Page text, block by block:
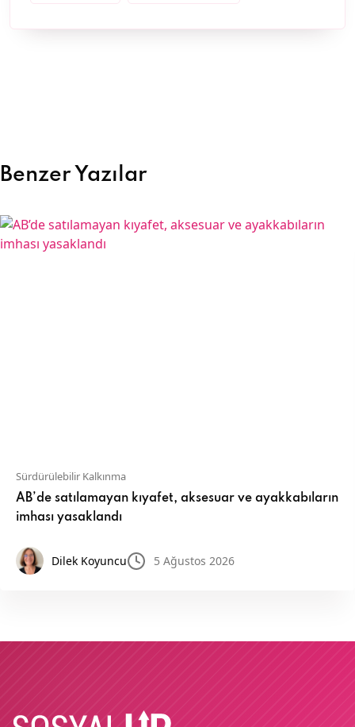
Benzer Yazılar
Sürdürülebilir Kalkınma
AB’de satılamayan kıyafet, aksesuar ve ayakkabıların
imhası yasaklandı
Dilek Koyuncu 5 Ağustos 2026